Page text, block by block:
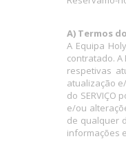
A) Termos
A Equipa
contratado.
respetivas
atualização
do
e/ou
de qualquer
informações